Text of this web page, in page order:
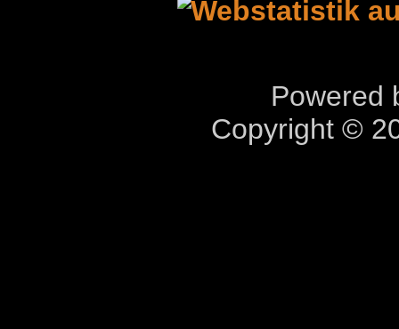
Powered
Copyright ©